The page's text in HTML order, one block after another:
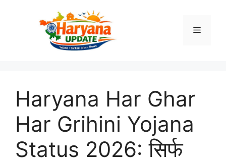
Menu
Haryana Har Ghar
Har Grihini Yojana
Status 2026: सिर्फ